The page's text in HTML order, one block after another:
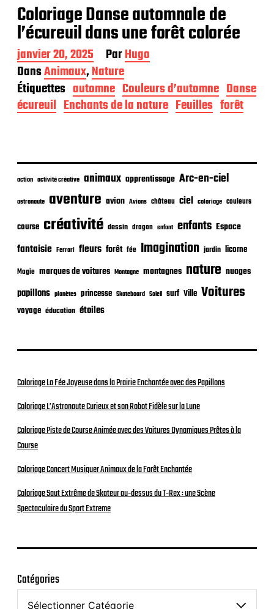
Coloriage Danse automnale de
l’écureuil dans une forêt colorée
D
a
t
e
d
e
l
i
a
i
n
janvier 20, 2025 ParHugo
DansAnimaux,Nature
Étiquettes automne Couleurs d’automne Danse
écureuil Enchants de la nature Feuilles forêt
action activité créative animaux apprentissage Arc-en-ciel
astronaute aventure avion Avions château ciel coloriage couleurs
course créativité dessin dragon enfant enfants Espace
fantaisie Ferrari fleurs forêt fée Imagination jardin licorne
Magie marques de voitures Montagne montagnes nature nuages
papillons planètes princesse Skateboard Soleil surf Ville Voitures
voyage éducation étoiles
Coloriage La Fée Joyeuse dans la Prairie Enchantée avec des Papillons
Coloriage L’Astronaute Curieux et son Robot Fidèle sur la Lune
Coloriage Piste de Course Animée avec des Voitures Dynamiques Prêtes à la
Course
Coloriage Concert Musiquer Animaux de la Forêt Enchantée
Coloriage Saut Extrême de Skateur au-dessus du T-Rex : une Scène
Spectaculaire du Sport Extreme
Catégories